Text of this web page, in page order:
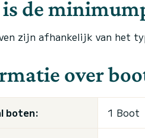
de
zijn afhankelijk van het
over
boten: 1 Boot